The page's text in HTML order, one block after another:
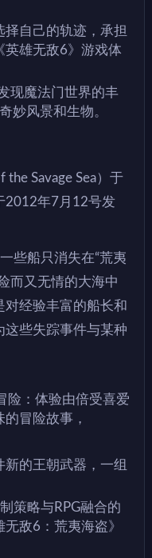
自己的轨迹，承担
英雄无敌6》游戏体
现魔法门世界的丰
妙风景和生物。
Savage Sea）于
2012年7月12号发
些船只消失在“荒夷
而又无情的大海中
经验丰富的船长和
这些失踪事件与某种
险：体验由倍受喜爱
冒险故事，
的王朝武器，一组
策略与RPG融合的
敌6：荒夷海盗》